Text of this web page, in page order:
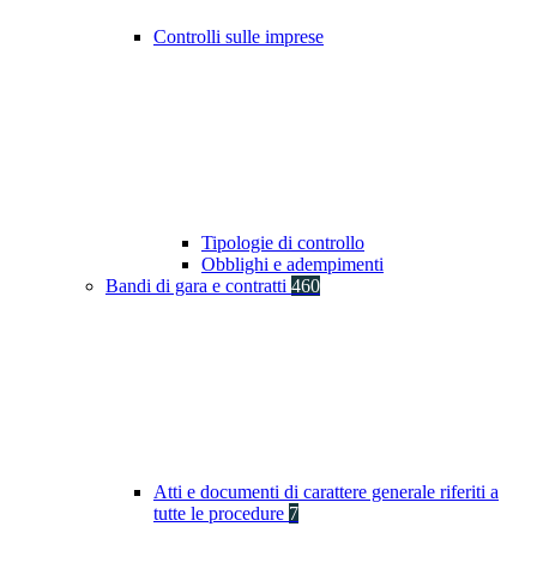
Controlli sulle imprese
Tipologie di controllo
Obblighi e adempimenti
Bandi di gara e contratti 460
Atti e documenti di carattere generale riferiti a
tutte le procedure 7